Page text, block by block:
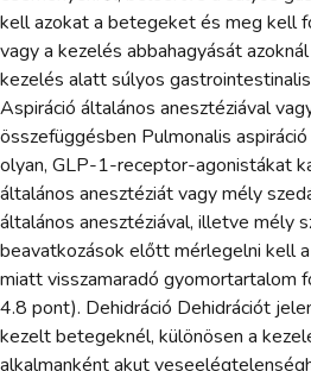
kell azokat a betegeket és meg kell
vagy a kezelés abbahagyását
kezelés alatt súlyos
Aspiráció általános anesztéziával
összefüggésben Pulmonalis
olyan, GLP-1-receptor-agonistákat
általános anesztéziát vagy mély
általános anesztéziával, illetve mély
beavatkozások előtt mérlegelni kell
miatt visszamaradó gyomortartalom
4.8 pont). Dehidráció Dehidrációt
kezelt betegeknél, különösen a
alkalmanként akut